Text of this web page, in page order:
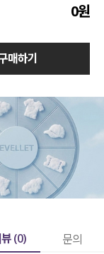
0원
매하기
(0) 문의